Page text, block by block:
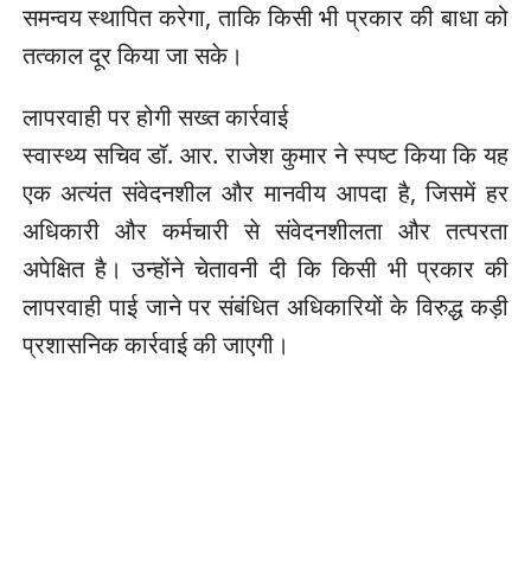
समन्वय स्थापित करेगा, ताकि किसी भी प्रकार की बाधा को
तत्काल दूर किया जा सके।
लापरवाही पर होगी सख्त कार्रवाई
स्वास्थ्य सचिव डॉ. आर. राजेश कुमार ने स्पष्ट किया कि यह
एक अत्यंत संवेदनशील और मानवीय आपदा है, जिसमें हर
अधिकारी और कर्मचारी से संवेदनशीलता और तत्परता
अपेक्षित है। उन्होंने चेतावनी दी कि किसी भी प्रकार की
लापरवाही पाई जाने पर संबंधित अधिकारियों के विरुद्ध कड़ी
प्रशासनिक कार्रवाई की जाएगी।